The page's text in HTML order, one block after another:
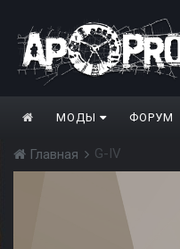
МОДЫ ФОРУМ
Главная G-IV